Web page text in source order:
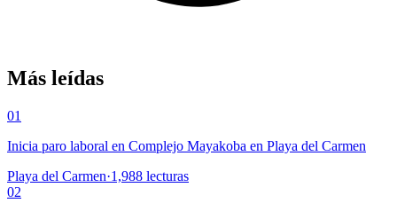
Más leídas
01
Inicia paro laboral en Complejo Mayakoba en Playa del Carmen
Playa del Carmen·1,988 lecturas
02